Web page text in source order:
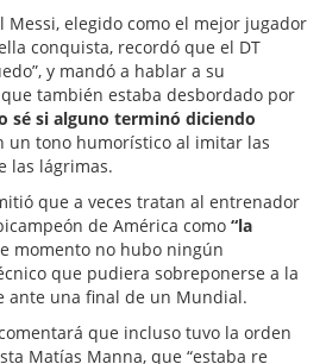
Messi, elegido como el mejor jugador
conquista, recordó que el DT
y mandó a hablar a su
que también estaba desbordado por
sé si alguno terminó diciendo
un tono humorístico al imitar las
las lágrimas.
que a veces tratan al entrenador
de América como “la
momento no hubo ningún
que pudiera sobreponerse a la
ante una final de un Mundial.
que incluso tuvo la orden
Matías Manna, que “estaba re